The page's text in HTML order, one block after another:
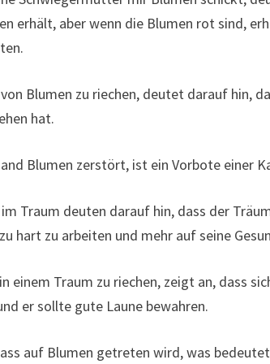
erhält, aber wenn die Blumen rot sind,
Blumen zu riechen, deutet darauf hin,
hat.
Blumen zerstört, ist ein Vorbote einer
Traum deuten darauf hin, dass der
hart zu arbeiten und mehr auf seine
einem Traum zu riechen, zeigt an, dass
er sollte gute Laune bewahren.
auf Blumen getreten wird, was